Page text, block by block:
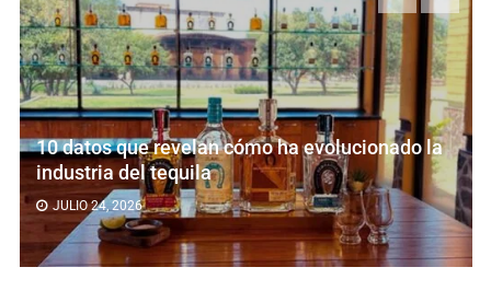
cómo ha evolucionado la
Lo pequeño es
Cervecería de
JULIO 23, 2026